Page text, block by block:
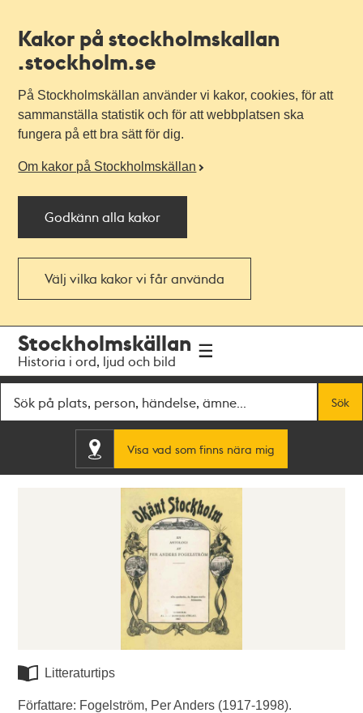
Kakor på stockholmskallan
.stockholm.se
På Stockholmskällan använder vi kakor, cookies, för att
sammanställa statistik och för att webbplatsen ska
fungera på ett bra sätt för dig.
Om kakor på Stockholmskällan
Godkänn alla kakor
Välj vilka kakor vi får använda
navigationen
huvudinnehållet
Stockholmskällan
Historia i ord, ljud och bild
Sök
Visa vad som finns nära mig
Litteraturtips
Författare: Fogelström, Per Anders (1917-1998).